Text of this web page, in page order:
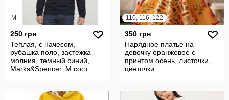
M
250 грн
Теплая, с начесом,
рубашка поло, застежка -
молния, темный синий,
Marks&Spencer. М сост.
110, 116, 122
350 грн
Нарядное платье на
девочку оранжевое с
принтом осень, листочки,
цветочки